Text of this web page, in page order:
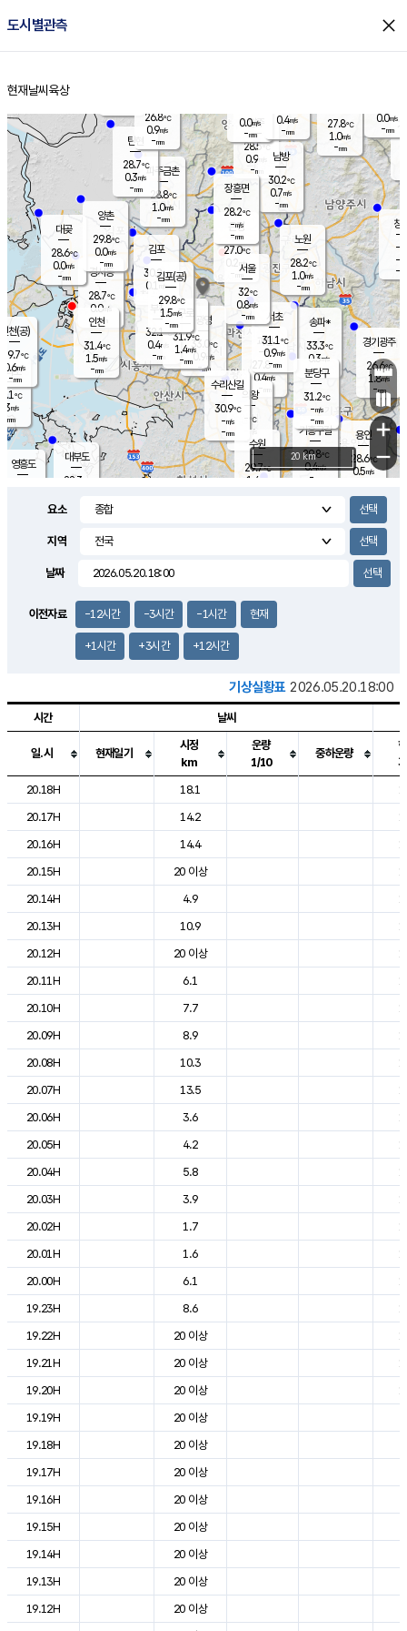
도시별관측 close
홈
현재날씨 육상
의도
℃
m/s
mm
영흥도
양주
28.5℃
0.9
-mm
과천
27.8℃
0.4m/s
- mm
용인
28.6℃
0.5m/s
경기광주
26.6℃
1.8m/s
-mm
0.0m/s
대부도
28.3
경서동
28.7℃
0.0m/s
-mm
파주금촌
28.8℃
1.0m/s
-mm
27.8℃
1.0m/s
-mm
대곶
28.6℃
0.0m/s
-mm
창
-
-m/
-
탄현
28.7℃
0.3m/s
-mm
0.0m/s
-mm
의왕
- ℃
m/s
mm
김포
30.2℃
0.1 m/s
mm
광명
33.0
℃
0.9 m/s
-mm
부천
32.1℃
0.4m/s
-mm
양촌
29.8℃
0.0m/s
-mm
구로
31.9℃
1.4m/s
-mm
은평
27.0℃
0.2 m/s
- mm
노원
28.2℃
1.0m/s
-mm
송파*
33.3℃
0.3m/s
-mm
서초
31.1℃
0.9m/s
-mm
남방
30.2℃
0.7m/s
-mm
기흥구갈
29.8℃
0.4m/s
-
수리산길
30.9℃
-m/s
-mm
분당구
31.2℃
-m/s
-mm
장흥면
28.2℃
-m/s
-mm
0.0m/s
-mm
인천(공)
29.7℃
0.6m/s
-mm
김포(공)
29.8℃
1.5m/s
-mm
수원
29.7℃
1.4 m/s
인천
31.4℃
1.5m/s
-mm
서울
32℃
0.8m/s
-mm
26.8℃
0.9m/s
-mm
0.4m/s
-mm
+
−
20 km
요소
지역
날짜
이전자료 -12시간 -3시간 -1시간 현재
+1시간 +3시간 +12시간
기상실황표 2026.05.20.18:00
도시별 기상실황표로 지점, 날씨, 기온, 강수, 바람, 기압등을 안내한 표입
시간 날씨
일.시 현재일기
시정
km
운량
1/10
중하운량
20.18H
18.1
20.17H
14.2
20.16H
14.4
20.15H
20 이상
20.14H
4.9
20.13H
10.9
20.12H
20 이상
20.11H
6.1
20.10H
7.7
20.09H
8.9
20.08H
10.3
20.07H
13.5
20.06H
3.6
20.05H
4.2
20.04H
5.8
20.03H
3.9
20.02H
1.7
20.01H
1.6
20.00H
6.1
19.23H
8.6
19.22H
20 이상
19.21H
20 이상
19.20H
20 이상
19.19H
20 이상
19.18H
20 이상
19.17H
20 이상
19.16H
20 이상
19.15H
20 이상
19.14H
20 이상
19.13H
20 이상
19.12H
20 이상